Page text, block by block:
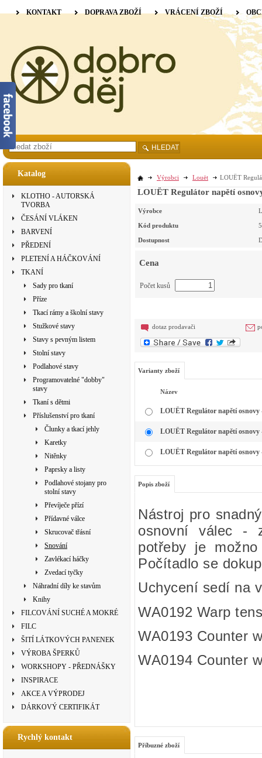
Katalog
KLOTHO - AUTORSKÁ
TVORBA
ČESÁNÍ VLÁKEN
BARVENÍ
PŘEDENÍ
PLETENÍ A HÁČKOVÁNÍ
TKANÍ
Sady pro tkaní
Příze
Tkací rámy a školní stavy
Stužkové stavy
Stavy s pevným listem
Stolní stavy
Podlahové stavy
Programovatelné "dobby"
stavy
Tkaní s dětmi
Příslušenství pro tkaní
Člunky a tkací jehly
Karetky
Nitěnky
Paprsky a listy
Podlahové stojany pro
stolní stavy
Převíječe přízí
Přídavné válce
Skrucovač třásní
Snování
Zavlékací háčky
Zvedací tyčky
Náhradní díly ke stavům
Knihy
FILCOVÁNÍ SUCHÉ A MOKRÉ
FILC
ŠITÍ LÁTKOVÝCH PANENEK
VÝROBA ŠPERKŮ
WORKSHOPY - PŘEDNÁŠKY
INSPIRACE
AKCE A VÝPRODEJ
DÁRKOVÝ CERTIFIKÁT
Rychlý kontakt
Výrobci Louët LOUËT
LOUËT Regulátor napětí
Výrobce
Kód produktu
Dostupnost
Cena
Počet kusů
dotaz prodavači
Varianty zboží
Název
LOUËT Regulátor napětí osnovy
LOUËT Regulátor napětí osnovy
LOUËT Regulátor napětí osnovy
Popis zboží
Nástroj pro
osnovní válec -
potřeby je
Počítadlo se
Uchycení sedí na
WA0192 Warp
WA0193 Counter
WA0194 Counter
Příbuzné zboží
KONTAKT DOPRAVA ZBOŽÍ VRÁCENÍ ZBOŽÍ
HLEDAT